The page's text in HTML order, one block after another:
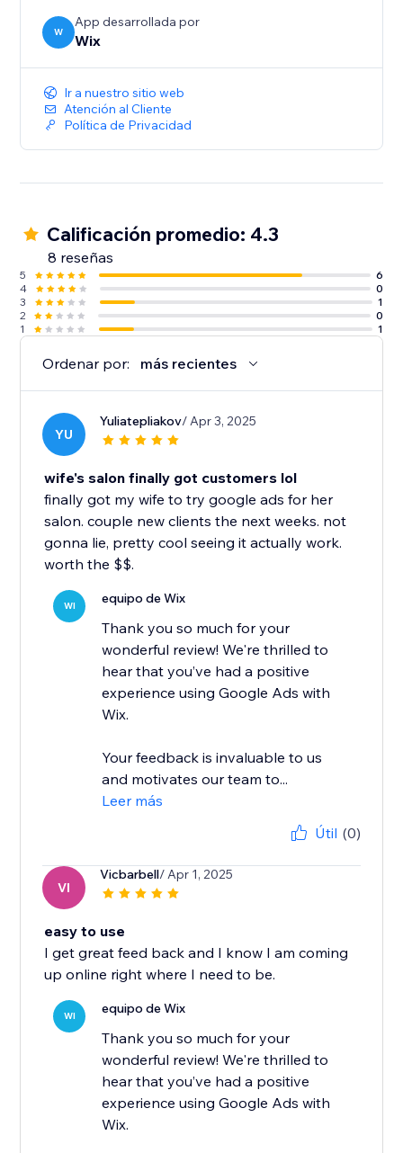
W
App desarrollada por
Wix
Ir a nuestro sitio web
Atención al Cliente
Política de Privacidad
Calificación promedio: 4.3
8 reseñas
5
6
4
0
3
1
2
0
1
1
Ordenar por: más recientes
YU
Yuliatepliakov/ Apr 3, 2025
wife's salon finally got customers lol
finally got my wife to try google ads for her
salon. couple new clients the next weeks. not
gonna lie, pretty cool seeing it actually work.
worth the $$.
WI equipo de Wix
Thank you so much for your
wonderful review! We're thrilled to
hear that you’ve had a positive
experience using Google Ads with
Wix.
Your feedback is invaluable to us
and motivates our team to...
Leer más
Útil (0)
VI
Vicbarbell/ Apr 1, 2025
easy to use
I get great feed back and I know I am coming
up online right where I need to be.
WI equipo de Wix
Thank you so much for your
wonderful review! We're thrilled to
hear that you’ve had a positive
experience using Google Ads with
Wix.